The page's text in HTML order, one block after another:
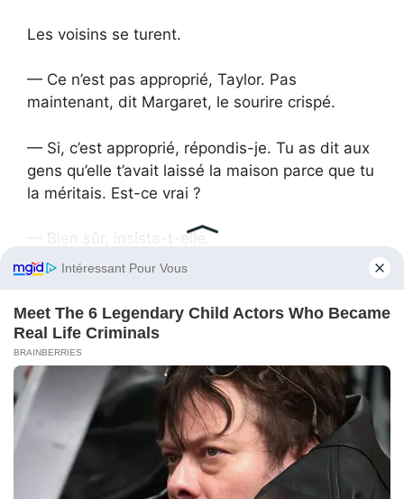
Les voisins se turent.
— Ce n’est pas approprié, Taylor. Pas
maintenant, dit Margaret, le sourire crispé.
— Si, c’est approprié, répondis-je. Tu as dit aux
gens qu’elle t’avait laissé la maison parce que tu
la méritais. Est-ce vrai ?
— Bien sûr, insista-t-elle.
accord conditionnel. Si tu fournissais des
preuves de soins et que tu couvrais des
dépenses, tu recevrais la maison. Sinon, elle me
revient. Écoute, je sais que tu l’as aidée,
Margaret. Mais ça ne te donne pas le droit de
prendre la maison de mon enfance.
Son assurance vacilla.